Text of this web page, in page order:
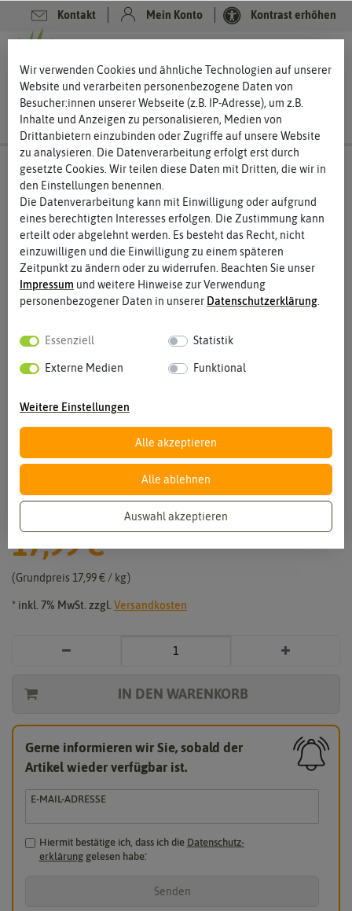
Kontakt Mein Konto Kontrast erhöhen
Vergrößern durch berühren
Saat Spiel- und Sportrasen (1 kg)
17,99 €
*
Grundpreis 17,99 € / kg
* inkl. 7% MwSt. zzgl. Versandkosten
IN DEN WARENKORB
Gerne informieren wir Sie, sobald der
Artikel wieder verfügbar ist.
E-MAIL-ADRESSE
Hiermit bestätige ich, dass ich die Daten­schutz­
erklärunggelesen habe.*
Senden
Wir verwenden Cookies und ähnliche Technologien auf unserer
Website und verarbeiten personenbezogene Daten von
Besucher:innen unserer Webseite (z.B. IP-Adresse), um z.B.
Inhalte und Anzeigen zu personalisieren, Medien von
Drittanbietern einzubinden oder Zugriffe auf unsere Website
zu analysieren. Die Datenverarbeitung erfolgt erst durch
gesetzte Cookies. Wir teilen diese Daten mit Dritten, die wir in
den Einstellungen benennen.
Die Datenverarbeitung kann mit Einwilligung oder aufgrund
eines berechtigten Interesses erfolgen. Die Zustimmung kann
erteilt oder abgelehnt werden. Es besteht das Recht, nicht
einzuwilligen und die Einwilligung zu einem späteren
Zeitpunkt zu ändern oder zu widerrufen. Beachten Sie unser
Impressum und weitere Hinweise zur Verwendung
personenbezogener Daten in unserer Daten­schutz­erklärung.
Essenziell Statistik
Externe Medien Funktional
Weitere Einstellungen
Alle akzeptieren
Alle ablehnen
Auswahl akzeptieren